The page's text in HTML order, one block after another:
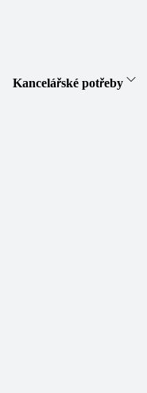
Kancelářské potřeby